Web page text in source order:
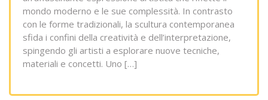
mondo moderno e le sue complessità. In contrasto
con le forme tradizionali, la scultura contemporanea
sfida i confini della creatività e dell’interpretazione,
spingendo gli artisti a esplorare nuove tecniche,
materiali e concetti. Uno […]